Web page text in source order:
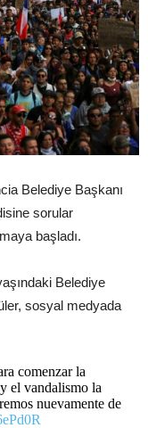
Belediye Başkanı
sorular
başladı.
Belediye
sosyal medyada
comenzar la
el vandalismo la
nuevamente de